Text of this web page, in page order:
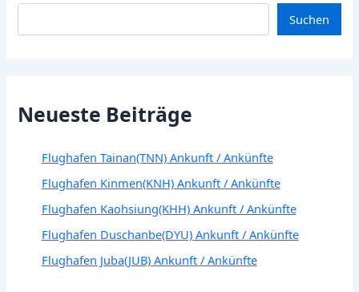
Suchen
Neueste Beiträge
Flughafen Tainan(TNN) Ankunft / Ankünfte
Flughafen Kinmen(KNH) Ankunft / Ankünfte
Flughafen Kaohsiung(KHH) Ankunft / Ankünfte
Flughafen Duschanbe(DYU) Ankunft / Ankünfte
Flughafen Juba(JUB) Ankunft / Ankünfte